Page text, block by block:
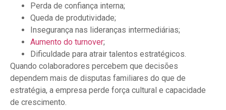
Perda de confiança interna;
Queda de produtividade;
Insegurança nas lideranças intermediárias;
Aumento do turnover;
Dificuldade para atrair talentos estratégicos.
Quando colaboradores percebem que decisões
dependem mais de disputas familiares do que de
estratégia, a empresa perde força cultural e capacidade
de crescimento.